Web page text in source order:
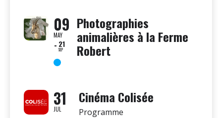
09
MAY
21
SEP
Photographies
animalières à la Ferme
Robert
31
JUL
Cinéma Colisée
Programme